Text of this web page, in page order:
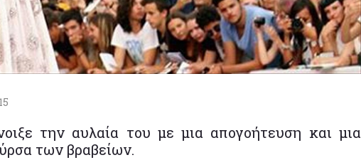
την αυλαία του με μια απογοήτευση και μια
των βραβείων.